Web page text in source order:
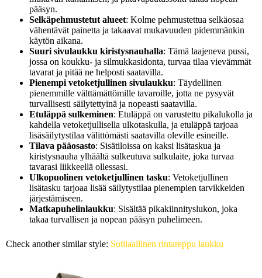
pääsyn.
Selkäpehmustetut alueet: Kolme pehmustettua selkäosaa
vähentävät painetta ja takaavat mukavuuden pidemmänkin
käytön aikana.
Suuri sivulaukku kiristysnauhalla: Tämä laajeneva pussi,
jossa on koukku- ja silmukkasidonta, turvaa tilaa vievämmät
tavarat ja pitää ne helposti saatavilla.
Pienempi vetoketjullinen sivulaukku: Täydellinen
pienemmille välttämättömille tavaroille, jotta ne pysyvät
turvallisesti säilytettyinä ja nopeasti saatavilla.
Etuläppä sulkeminen: Etuläppä on varustettu pikalukolla ja
kahdella vetoketjullisella ulkotaskulla, ja etuläppä tarjoaa
lisäsäilytystilaa välittömästi saatavilla oleville esineille.
Tilava pääosasto: Sisätiloissa on kaksi lisätaskua ja
kiristysnauha ylhäältä sulkeutuva sulkulaite, joka turvaa
tavarasi liikkeellä ollessasi.
Ulkopuolinen vetoketjullinen tasku: Vetoketjullinen
lisätasku tarjoaa lisää säilytystilaa pienempien tarvikkeiden
järjestämiseen.
Matkapuhelinlaukku: Sisältää pikakiinnityslukon, joka
takaa turvallisen ja nopean pääsyn puhelimeen.
Check another similar style: Sotilaallinen rintareppu laukku